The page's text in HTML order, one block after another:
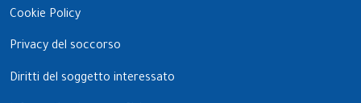
Cookie Policy
Privacy del soccorso
Diritti del soggetto interessato